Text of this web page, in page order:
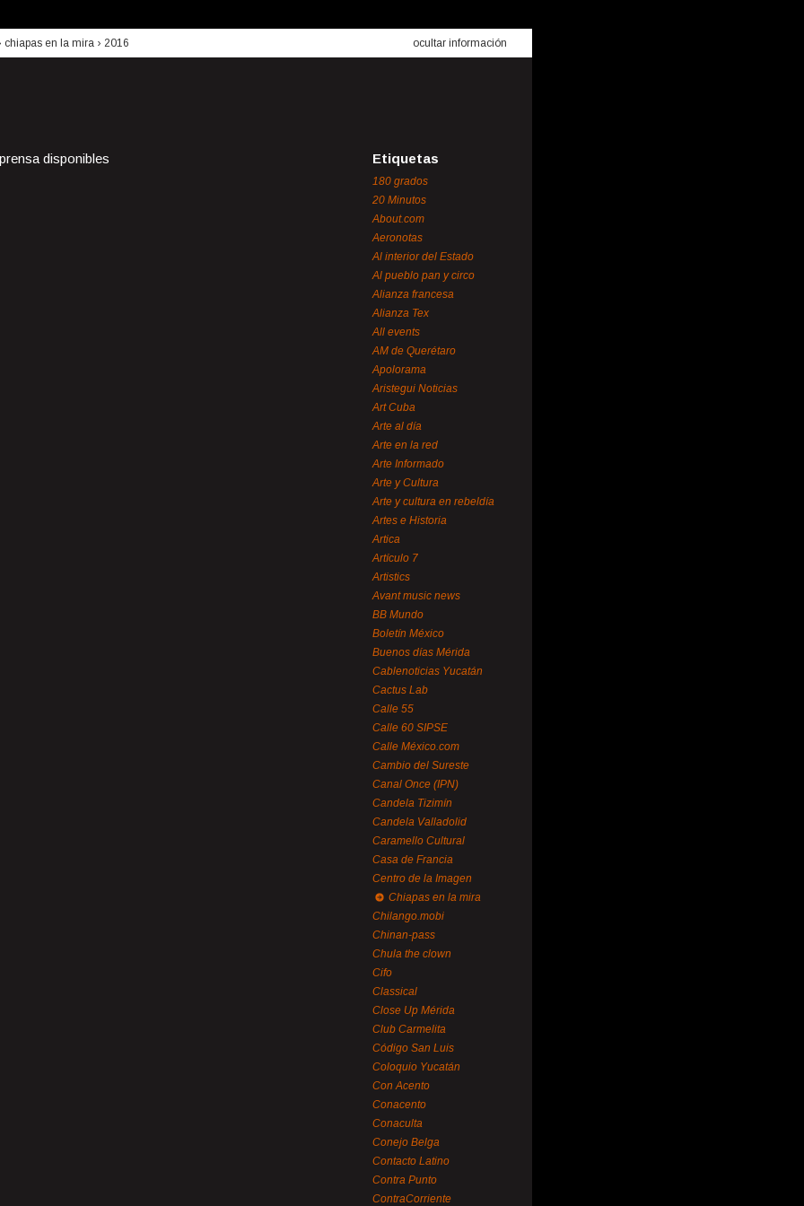
chiapas en la mira › 2016 ocultar información
disponibles Etiquetas
180 grados
20 Minutos
About.com
Aeronotas
Al interior del Estado
Al pueblo pan y circo
Alianza francesa
Alianza Tex
All events
AM de Querétaro
Apolorama
Aristegui Noticias
Art Cuba
Arte al día
Arte en la red
Arte Informado
Arte y Cultura
Arte y cultura en rebeldía
Artes e Historia
Artica
Artículo 7
Artistics
Avant music news
BB Mundo
Boletín México
Buenos días Mérida
Cablenoticias Yucatán
Cactus Lab
Calle 55
Calle 60 SIPSE
Calle México.com
Cambio del Sureste
Canal Once (IPN)
Candela Tizimín
Candela Valladolid
Caramello Cultural
Casa de Francia
Centro de la Imagen
Chiapas en la mira
Chilango.mobi
Chinan-pass
Chula the clown
Cifo
Classical
Close Up Mérida
Club Carmelita
Código San Luis
Coloquio Yucatán
Con Acento
Conacento
Conaculta
Conejo Belga
Contacto Latino
Contra Punto
ContraCorriente